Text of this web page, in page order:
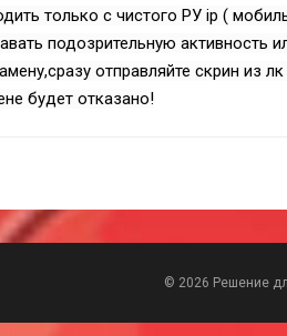
только с чистого РУ ip (
подозрительную активность
отправляйте скрин из
будет отказано!
© 2026 Решение